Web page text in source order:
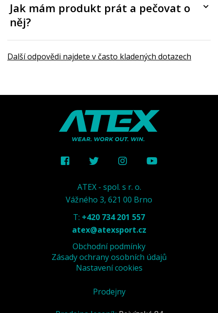
Jak mám produkt prát a pečovat o
něj?
Další odpovědi najdete v často kladených dotazech
ATEX - spol. s r. o.
Vážného 3, 621 00 Brno
T: +420 734 201 557
atex@atexsport.cz
Obchodní podmínky
Zásady ochrany osobních údajů
Nastavení cookies
Prodejny